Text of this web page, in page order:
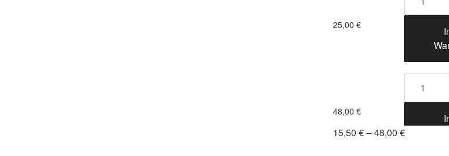
25,00 €
Weihrauch
48,00 €
Weihrauch
Menge
15,50 €–48,00 €